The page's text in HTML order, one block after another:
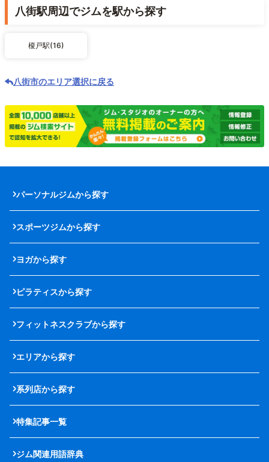
八街駅周辺でジムを駅から探す
榎戸駅(16)
八街市のエリア選択に戻る
パーソナルジムから探す
スポーツジムから探す
ヨガから探す
ピラティスから探す
フィットネスクラブから探す
エリアから探す
系列店から探す
特集記事一覧
ジム関連用語辞典